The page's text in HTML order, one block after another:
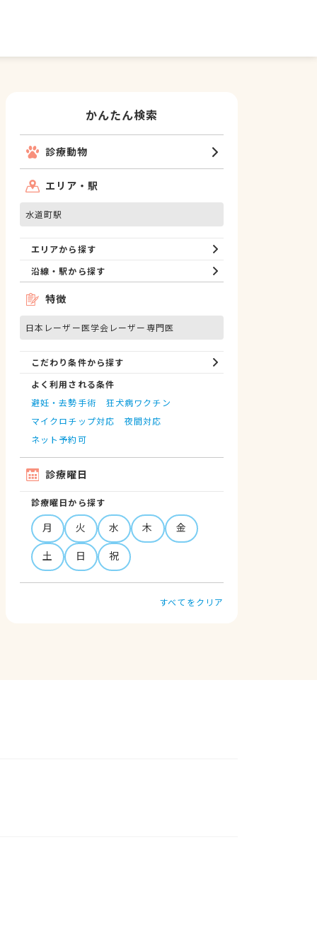
かんたん検索
診療動物
エリア・駅
水道町駅
エリアから探す
沿線・駅から探す
特徴
日本レーザー医学会レーザー専門医
こだわり条件から探す
よく利用される条件
避妊・去勢手術
狂犬病ワクチン
マイクロチップ対応
夜間対応
ネット予約可
診療曜日
診療曜日から探す
月 火 水 木
金
土
日 祝
すべてをクリア